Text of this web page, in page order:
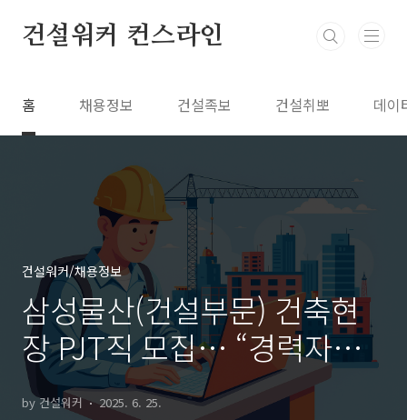
건설워커 컨스라인
홈 채용정보 건설족보 건설취뽀 데이
건설워커/채용정보
삼성물산(건설부문) 건축현
장 PJT직 모집… “경력자라
면 지금이 기회!”
by 건설워커 2025. 6. 25.